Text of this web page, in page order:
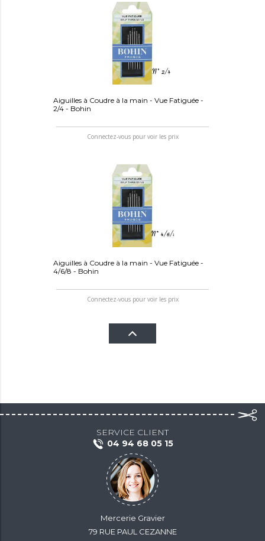
Aiguilles à Coudre à la main - Vue Fatiguée -
2/4 - Bohin
Connectez-vous pour voir les prix
Aiguilles à Coudre à la main - Vue Fatiguée -
4/6/8 - Bohin
Connectez-vous pour voir les prix
SERVICE CLIENT
04 94 68 05 15
Mercerie Gravier
79 RUE PAUL CEZANNE